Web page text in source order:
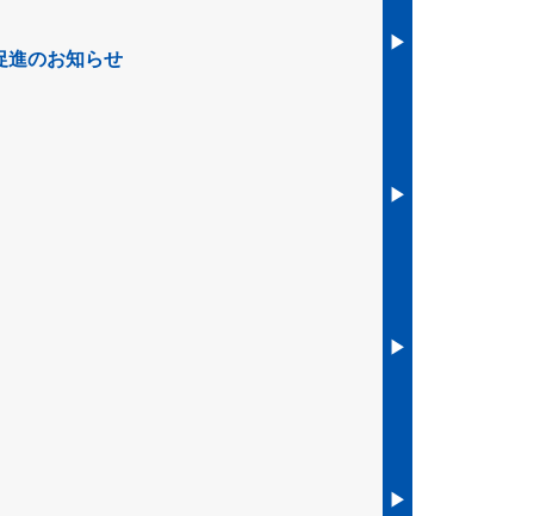
進のお知らせ
▶︎
▶︎
▶︎
▶︎